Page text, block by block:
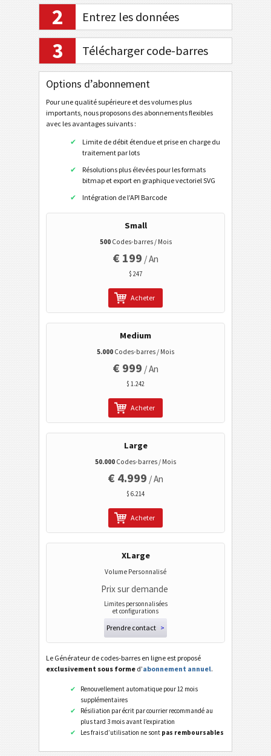
Banque électronique / SEPA
Tagging mobile
QR Code
Data Matrix
Aztec
URL
Appeler le numéro de téléphone
Envoyer SMS
Profil sur Twitter
Twitter Tweet
Profil sur Facebook
Facebook Je l'aime / Like
LinkedIn profil d'usager
LinkedIn profil d'entreprise
LinkedIn Share
Codes de santé
Codes ISBN
Cartes de visite
Codes calendrier
Wi-Fi codes barres
2 Entrez les données
3 Télécharger code-barres
Options d’abonnement
Pour une qualité supérieure et des volumes plus
importants, nous proposons des abonnements flexibles
avec les avantages suivants :
Limite de débit étendue et prise en charge du
traitement par lots
Résolutions plus élevées pour les formats
bitmap et export en graphique vectoriel SVG
Intégration de l’API Barcode
Small
500Codes-barres / Mois
€ 199 / An
$ 247
Acheter
Medium
5.000 Codes-barres / Mois
€ 999 / An
$ 1.242
Acheter
Large
50.000 Codes-barres / Mois
€ 4.999 / An
$ 6.214
Acheter
XLarge
Volume Personnalisé
Prix sur demande
Limites personnalisées
et configurations
Prendre contact >
Le Générateur de codes-barres en ligne est proposé
exclusivement sous forme d’abonnement annuel.
Renouvellement automatique pour 12 mois
supplémentaires
Résiliation par écrit par courrier recommandé au
plus tard 3 mois avant l’expiration
Les frais d’utilisation ne sont pas remboursables